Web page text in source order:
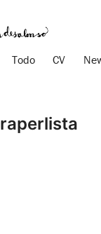
Todo CV